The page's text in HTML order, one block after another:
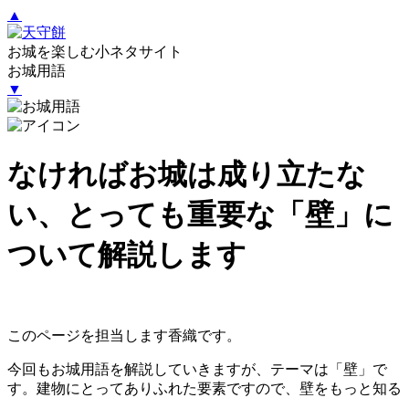
▲
お城を楽しむ小ネタサイト
お城用語
▼
なければお城は成り立たな
い、とっても重要な「壁」に
ついて解説します
このページを担当します香織です。
今回もお城用語を解説していきますが、テーマは「壁」で
す。建物にとってありふれた要素ですので、壁をもっと知る